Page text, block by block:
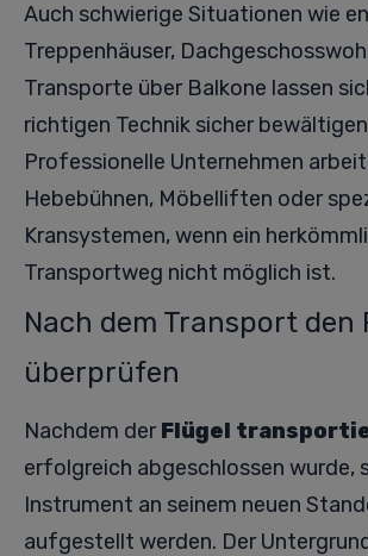
Auch schwierige Situationen wie
Treppenhäuser,
Transporte über Balkone lassen
richtigen Technik sicher
Professionelle Unternehmen
Hebebühnen, Möbelliften oder
Kransystemen, wenn ein
Transportweg nicht möglich ist.
Nach dem Transport den
überprüfen
Nachdem derFlügel
erfolgreich abgeschlossen wurde,
Instrument an seinem neuen
aufgestellt werden. Der